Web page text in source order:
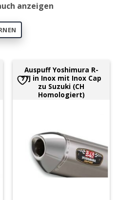
anzeigen
Auspuff Yoshimura R-
77J in Inox mit Inox Cap
zu Suzuki (CH
Homologiert)